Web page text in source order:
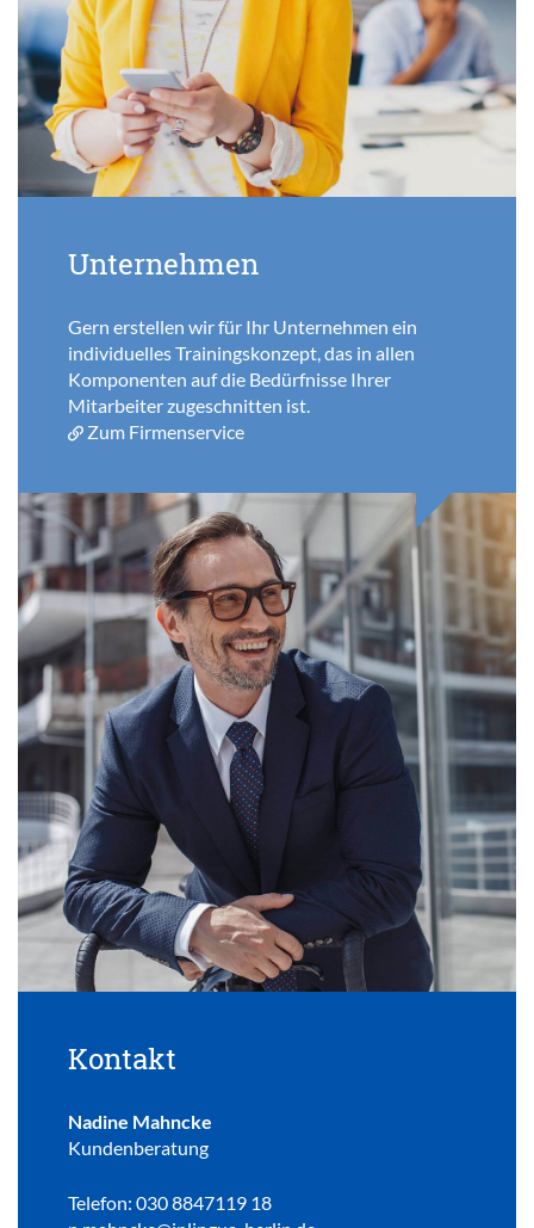
Unternehmen
Gern erstellen wir für Ihr Unternehmen ein
individuelles Trainingskonzept, das in allen
Komponenten auf die Bedürfnisse Ihrer
Mitarbeiter zugeschnitten ist.
Zum Firmenservice
Kontakt
Nadine Mahncke
Kundenberatung
Telefon: 030 8847119 18